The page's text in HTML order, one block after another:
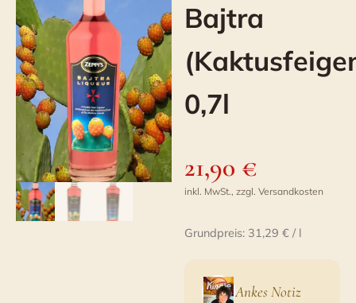
Bajtra
0,7l
21,90 €
inkl. MwSt., zzgl. Versandkosten
Grundpreis: 31,29 € / l
Ankes Notiz